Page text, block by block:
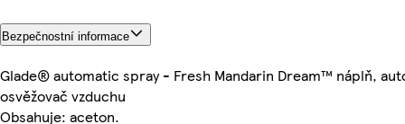
Bezpečnostní informace
Glade® automatic spray - Fresh Mandarin Dream™ náplň,
osvěžovač vzduchu
Obsahuje: aceton.